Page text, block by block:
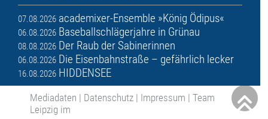
07.08.2026 academixer-Ensemble »König Ödipus«
06.08.2026 Baseballschlägerjahre in Grünau
08.08.2026 Der Raub der Sabinerinnen
06.08.2026 Die Eisenbahnstraße – gefährlich lecker
16.08.2026 HIDDENSEE
Mediadaten | Datenschutz | Impressum | Team
Leipzig im